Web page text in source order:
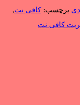
برچسب:کافی نت,
کافی نت